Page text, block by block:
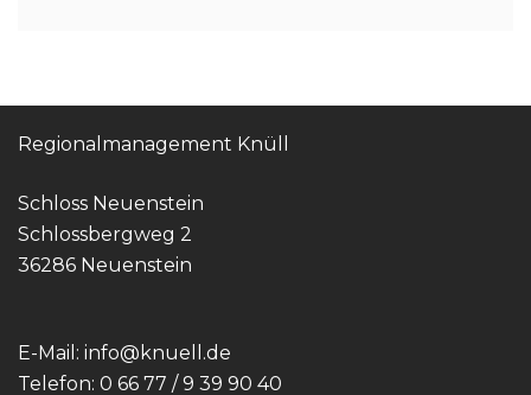
Regionalmanagement Knüll
Schloss Neuenstein
Schlossbergweg 2
36286 Neuenstein
E-Mail: info@knuell.de
Telefon: 0 66 77 / 9 39 90 40